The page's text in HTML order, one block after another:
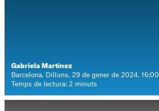
Gabriela Martínez
Barcelona. Dilluns, 29 de gener de 2024. 16:00
Temps de lectura: 2 minuts